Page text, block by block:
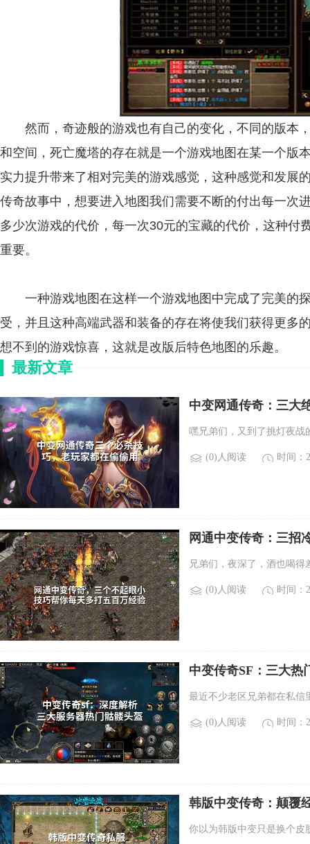
然而，奇迹般的游戏也有自己的变化，不同的版本
和空间，死亡魔塔的存在就是一个游戏地图在某一个版
实力提升带来了相对完美的游戏感觉，这种感觉和发展
传奇故事中，想要进入地图我们需要不断的付出每一次
多少次游戏的代价，每一次30元的宝藏的代价，这种付
重要。
一种游戏地图在这样一个游戏地图中完成了完美的
受，并且这种高端武器和装备的存在将使我们获得更多
想不到的游戏惊喜，这就是改版后特色地图的乐趣。
最新文章
中变网通传奇：三大
嘿兄弟们，又到了挑灯夜战
(0)人阅读 时间：
网通中变传奇：三招
兄弟们，夜深了，酒也喝
(0)人阅读 时间：
中变传奇SF：三大热
最近不少老区兄弟都在私信
(0)人阅读 时间：
韩版中变传奇：颠覆
你以为韩版中变只是换个皮